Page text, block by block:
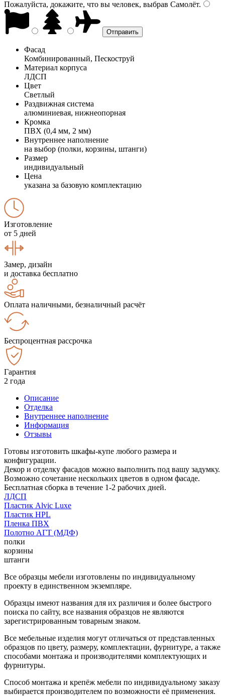
Пожалуйста, докажите, что вы человек, выбрав Самолёт.
Фасад
Комбинированный, Пескоструй
Материал корпуса
ЛДСП
Цвет
Светлый
Раздвижная система
алюминиевая, нижнеопорная
Кромка
ПВХ (0,4 мм, 2 мм)
Внутреннее наполнение
на выбор (полки, корзины, штанги)
Размер
индивидуальный
Цена
указана за базовую комплектацию
Изготовление
от 5 дней
Замер, дизайн
и доставка бесплатно
Оплата наличными, безналичный расчёт
Беспроцентная рассрочка
Гарантия
2 года
Описание
Отделка
Внутреннее наполнение
Информация
Отзывы
Готовы изготовить шкафы-купе любого размера и
конфигурации.
Декор и отделку фасадов можно выполнить под вашу задумку.
Возможно сочетание нескольких цветов в одном фасаде.
Бесплатная сборка в течение 1-2 рабочих дней.
ЛДСП
Пластик Alvic Luxe
Пластик HPL
Пленка ПВХ
Полотно АГТ (МДФ)
полки
корзины
штанги
Все образцы мебели изготовлены по индивидуальному
проекту в единственном экземпляре.
Образцы имеют названия для их различия и более быстрого
поиска по сайту, все названия образцов не являются
зарегистрированным товарным знаком.
Все мебельные изделия могут отличаться от представленных
образцов по цвету, размеру, комплектации, фурнитуре, а также
способами монтажа и производителями комплектующих и
фурнитуры.
Способ монтажа и крепёж мебели по индивидуальному заказу
выбирается производителем по возможности её применения.